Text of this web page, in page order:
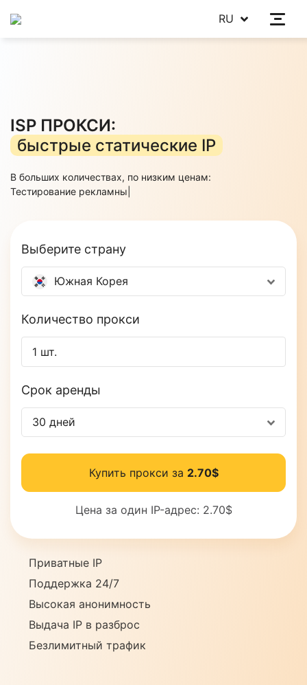
RU
ISP ПРОКСИ:
быстрые статические IP
В больших количествах, по низким ценам:
Тестирование рекламных кампа
Выберите страну
Южная Корея
Количество прокси
Срок аренды
30 дней
Купить прокси за 2.70$
Цена за один IP-адрес: 2.70$
Приватные IP
Поддержка 24/7
Высокая анонимность
Выдача IP в разброс
Безлимитный трафик